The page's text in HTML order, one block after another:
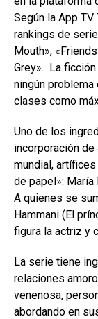
Según la App
rankings de
Mouth»,
Grey». La
ningún
clases como
Uno de los
incorporación
mundial,
de papel»: María
A quienes se
Hammani (El
figura la actriz y
La serie tiene
relaciones
venenosa,
abordando en